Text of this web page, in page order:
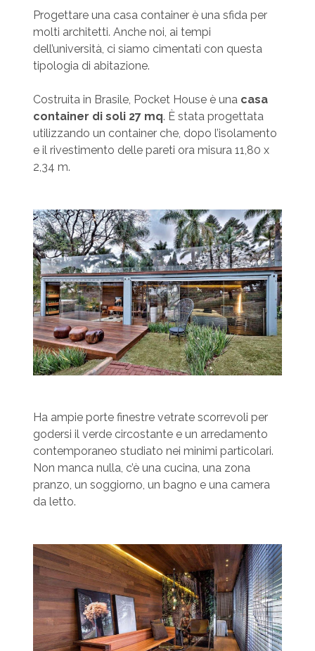
Progettare una casa container è una sfida per
molti architetti. Anche noi, ai tempi
dell’università, ci siamo cimentati con questa
tipologia di abitazione.
Costruita in Brasile, Pocket House è una casa
container di soli 27 mq. È stata progettata
utilizzando un container che, dopo l’isolamento
e il rivestimento delle pareti ora misura 11,80 x
2,34 m.
Ha ampie porte finestre vetrate scorrevoli per
godersi il verde circostante e un arredamento
contemporaneo studiato nei minimi particolari.
Non manca nulla, c’è una cucina, una zona
pranzo, un soggiorno, un bagno e una camera
da letto.